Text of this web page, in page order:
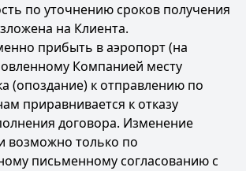
по уточнению сроков получения
на Клиента.
прибыть в аэропорт (на
Компанией месту
(опоздание) к отправлению по
приравнивается к отказу
договора. Изменение
возможно только по
письменному согласованию с